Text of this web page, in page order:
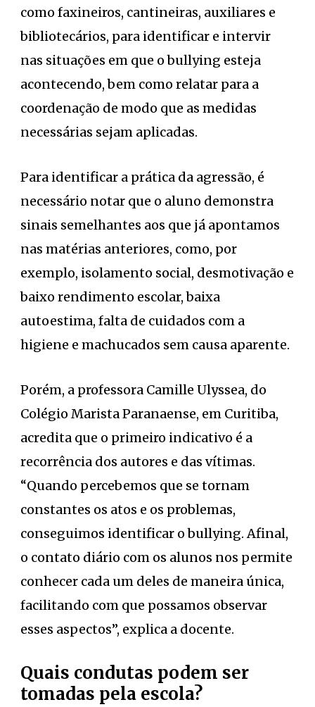
como faxineiros, cantineiras, auxiliares e
bibliotecários, para identificar e intervir
nas situações em que o bullying esteja
acontecendo, bem como relatar para a
coordenação de modo que as medidas
necessárias sejam aplicadas.
Para identificar a prática da agressão, é
necessário notar que o aluno demonstra
sinais semelhantes aos que já apontamos
nas matérias anteriores, como, por
exemplo, isolamento social, desmotivação e
baixo rendimento escolar, baixa
autoestima, falta de cuidados com a
higiene e machucados sem causa aparente.
Porém, a professora Camille Ulyssea, do
Colégio Marista Paranaense, em Curitiba,
acredita que o primeiro indicativo é a
recorrência dos autores e das vítimas.
“Quando percebemos que se tornam
constantes os atos e os problemas,
conseguimos identificar o bullying. Afinal,
o contato diário com os alunos nos permite
conhecer cada um deles de maneira única,
facilitando com que possamos observar
esses aspectos”, explica a docente.
Quais condutas podem ser
tomadas pela escola?